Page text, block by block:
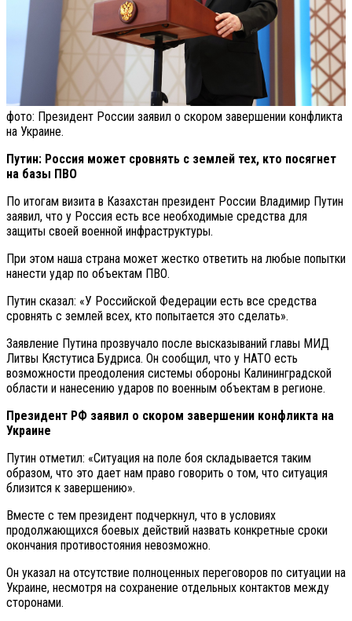
фото: Президент России заявил о скором завершении конфликта
на Украине.
Путин: Россия может сровнять с землей тех, кто посягнет
на базы ПВО
По итогам визита в Казахстан президент России Владимир Путин
заявил, что у Россия есть все необходимые средства для
защиты своей военной инфраструктуры.
При этом наша страна может жестко ответить на любые попытки
нанести удар по объектам ПВО.
Путин сказал: «У Российской Федерации есть все средства
сровнять с землей всех, кто попытается это сделать».
Заявление Путина прозвучало после высказываний главы МИД
Литвы Кястутиса Будриса. Он сообщил, что у НАТО есть
возможности преодоления системы обороны Калининградской
области и нанесению ударов по военным объектам в регионе.
Президент РФ заявил о скором завершении конфликта на
Украине
Путин отметил: «Ситуация на поле боя складывается таким
образом, что это дает нам право говорить о том, что ситуация
близится к завершению».
Вместе с тем президент подчеркнул, что в условиях
продолжающихся боевых действий назвать конкретные сроки
окончания противостояния невозможно.
Он указал на отсутствие полноценных переговоров по ситуации на
Украине, несмотря на сохранение отдельных контактов между
сторонами.